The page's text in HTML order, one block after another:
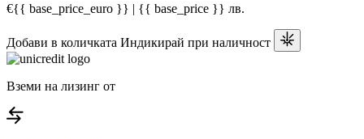
€{{ base_price_euro }} | {{ base_price }} лв.
Добави в количката Индикирай при наличност
Вземи на лизинг от